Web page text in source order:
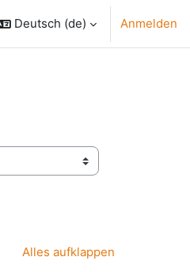
umschalten
Deutsch ‎(de)‎ Anmelden
Alles aufklappen